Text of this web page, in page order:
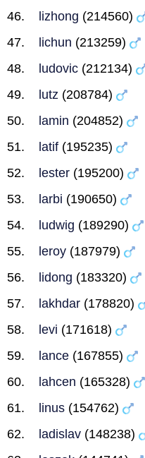
lizhong (214560)
lichun (213259)
ludovic (212134)
lutz (208784)
lamin (204852)
latif (195235)
lester (195200)
larbi (190650)
ludwig (189290)
leroy (187979)
lidong (183320)
lakhdar (178820)
levi (171618)
lance (167855)
lahcen (165328)
linus (154762)
ladislav (148238)